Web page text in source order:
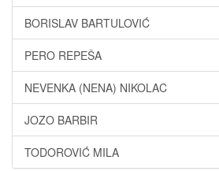
BORISLAV BARTULOVIĆ
PERO REPEŠA
NEVENKA (NENA) NIKOLAC
JOZO BARBIR
TODOROVIĆ MILA